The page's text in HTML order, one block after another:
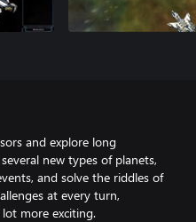
and explore long
new types of planets,
and solve the riddles of
at every turn,
more exciting.